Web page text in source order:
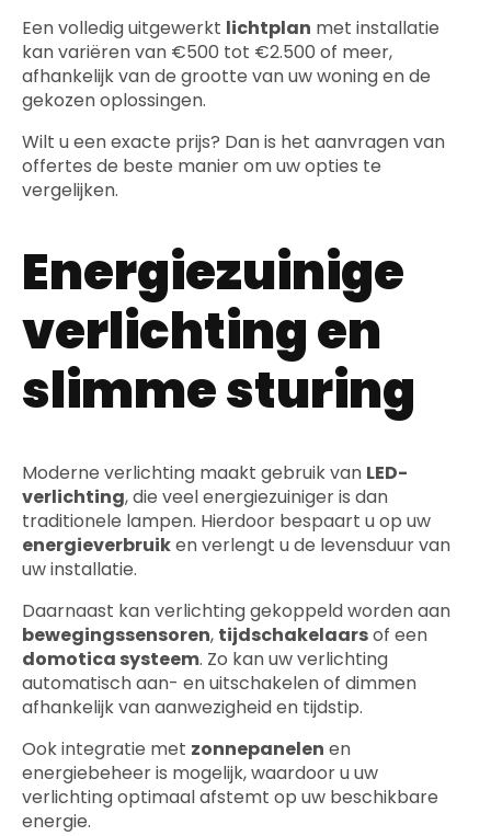
Een volledig uitgewerkt lichtplan met installatie
kan variëren van €500 tot €2.500 of meer,
afhankelijk van de grootte van uw woning en de
gekozen oplossingen.
Wilt u een exacte prijs? Dan is het aanvragen van
offertes de beste manier om uw opties te
vergelijken.
Energiezuinige
verlichting en
slimme sturing
Moderne verlichting maakt gebruik van LED-
verlichting, die veel energiezuiniger is dan
traditionele lampen. Hierdoor bespaart u op uw
energieverbruiken verlengt u de levensduur van
uw installatie.
Daarnaast kan verlichting gekoppeld worden aan
bewegingssensoren, tijdschakelaarsof een
domotica systeem. Zo kan uw verlichting
automatisch aan- en uitschakelen of dimmen
afhankelijk van aanwezigheid en tijdstip.
Ook integratie met zonnepanelen en
energiebeheer is mogelijk, waardoor u uw
verlichting optimaal afstemt op uw beschikbare
energie.